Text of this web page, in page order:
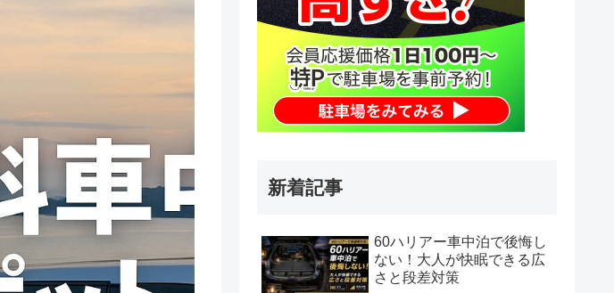
新着記事
60ハリアー車中泊で後悔し
ない！大人が快眠できる広
さと段差対策